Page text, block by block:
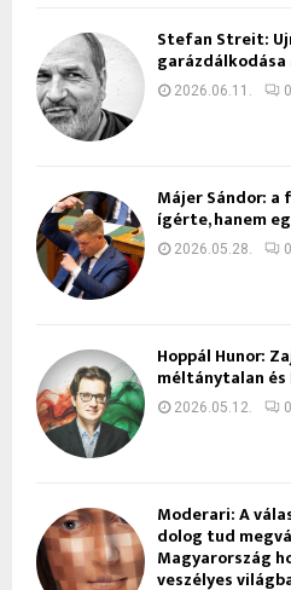
Stefan Streit:
2026.06.11. 0
Májer Sándor:
ígérte, hanem
2026.05.28. 0
Hoppál Hunor:
méltánytalan
2026.05.12. 0
Moderari: A
dolog tud
Magyarország
veszélyes